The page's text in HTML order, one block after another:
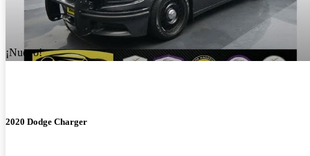
¡Nuevo!
2020 Dodge Charger